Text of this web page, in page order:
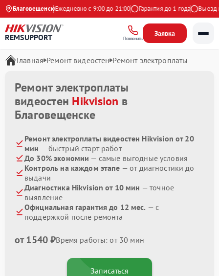
Благовещенск
4.9 на Яндекс Ежедневно с 9:00 до 21:00 Гарантия до 1 года Выезд
REMSUPPORT Позвонить
Заявка
Главная Ремонт видеостен Ремонт электроплаты
Ремонт электроплаты
видеостен Hikvision в
Благовещенске
Ремонт электроплаты видеостен Hikvision от 20
мин — быстрый старт работ
До 30% экономии — самые выгодные условия
Контроль на каждом этапе — от диагностики до
выдачи
Диагностика Hikvision от 10 мин — точное
выявление
Официальная гарантия до 12 мес. — с
поддержкой после ремонта
от 1540 ₽Время работы: от 30 мин
Записаться